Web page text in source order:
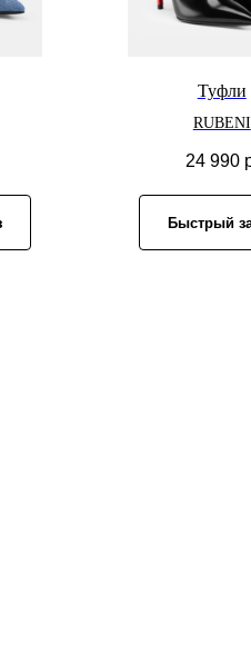
Туфли
RUBENI
24 990
Быстрый